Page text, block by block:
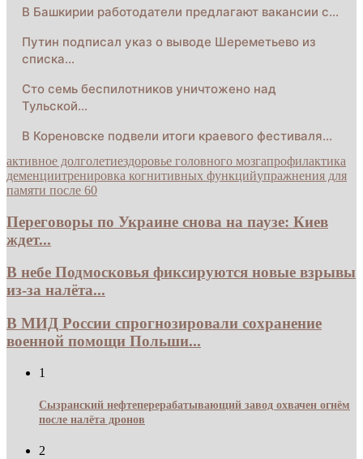
В Башкирии работодатели предлагают вакансии с…
Путин подписал указ о выводе Шереметьево из
списка…
Сто семь беспилотников уничтожено над
Тульской…
В Кореновске подвели итоги краевого фестиваля…
активное долголетиездоровье головного мозгапрофилактика
деменциитренировка когнитивных функцийупражнения для
памяти после 60
Переговоры по Украине снова на паузе: Киев
ждет...
В небе Подмосковья фиксируются новые взрывы
из-за налёта...
В МИД России спрогнозировали сохранение
военной помощи Польши...
1
Сызранский нефтеперерабатывающий завод охвачен огнём
после налёта дронов
2